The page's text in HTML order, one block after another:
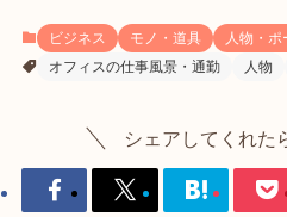
ビジネス モノ・道具
人物・ポ
オフィスの仕事風景・通勤
人物
シェアしてくれた